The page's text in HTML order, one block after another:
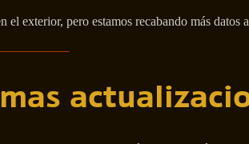
exterior, pero estamos recabando más datos